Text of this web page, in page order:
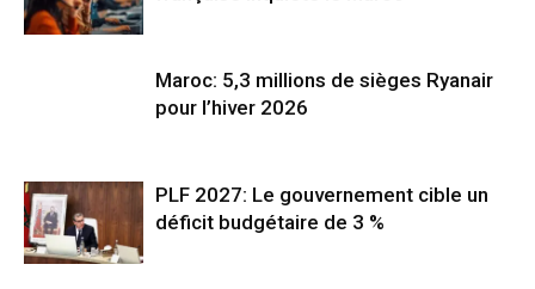
Maroc: 5,3 millions de sièges Ryanair
pour l’hiver 2026
PLF 2027: Le gouvernement cible un
déficit budgétaire de 3 %